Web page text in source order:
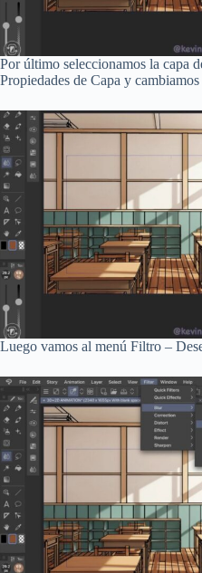
Por último seleccionamos la capa
Propiedades de Capa y
Luego vamos al menú Filtro –